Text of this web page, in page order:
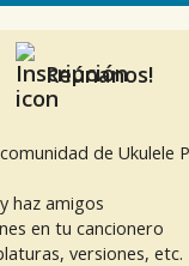
Reúnanos!
de Ukulele
haz amigos
en tu cancionero
versiones, etc.